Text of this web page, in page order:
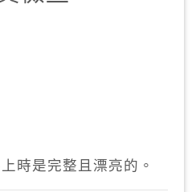
時是完整且漂亮的。